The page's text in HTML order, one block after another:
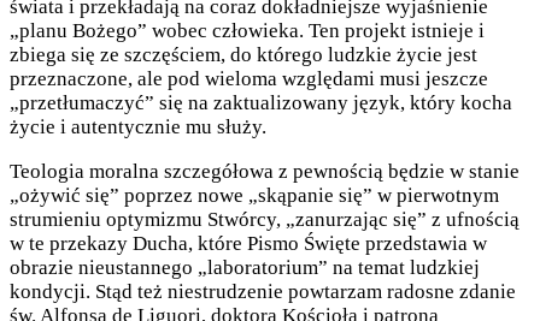
świata i przekładają na coraz dokładniejsze wyjaśnienie
„planu Bożego” wobec człowieka. Ten projekt istnieje i
zbiega się ze szczęściem, do którego ludzkie życie jest
przeznaczone, ale pod wieloma względami musi jeszcze
„przetłumaczyć” się na zaktualizowany język, który kocha
życie i autentycznie mu służy.
Teologia moralna szczegółowa z pewnością będzie w stanie
„ożywić się” poprzez nowe „skąpanie się” w pierwotnym
strumieniu optymizmu Stwórcy, „zanurzając się” z ufnością
w te przekazy Ducha, które Pismo Święte przedstawia w
obrazie nieustannego „laboratorium” na temat ludzkiej
kondycji. Stąd też niestrudzenie powtarzam radosne zdanie
św. Alfonsa de Liguori, doktora Kościoła i patrona